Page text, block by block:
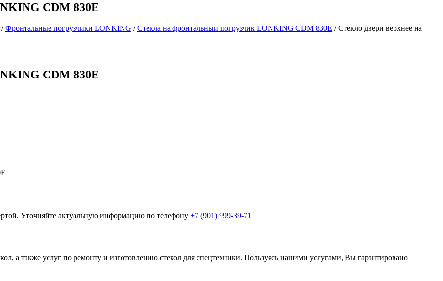
CDM 830E
/Фронтальные погрузчики LONKING /Стекла на фронтальный погрузчик LONKING CDM 830E /Стекло двери верхнее на
CDM 830E
Уточняйте актуальную информацию по телефону +7 (901) 999-39-71
а также услуг по ремонту и изготовлению стекол для спецтехники. Пользуясь нашими услугами, Вы гарантировано